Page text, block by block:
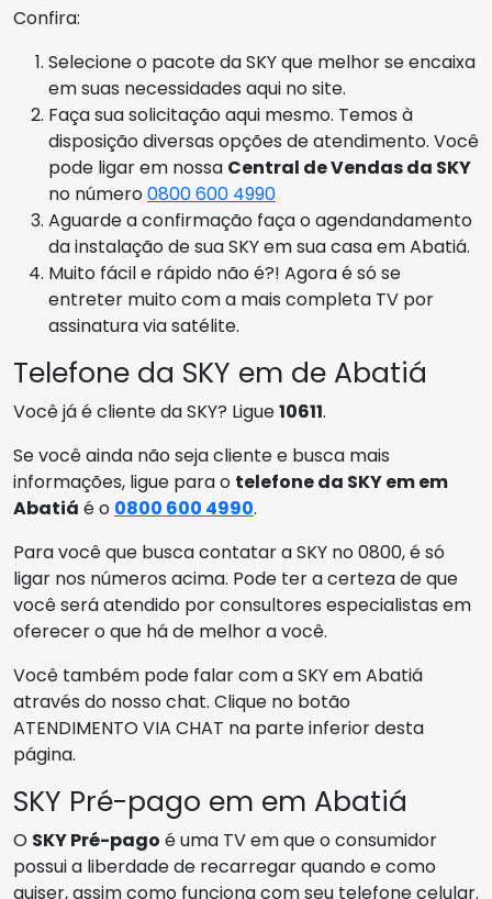
Confira:
Selecione o pacote da SKY que melhor se encaixa
em suas necessidades aqui no site.
Faça sua solicitação aqui mesmo. Temos à
disposição diversas opções de atendimento. Você
pode ligar em nossa Central de Vendas da SKY
no número0800 600 4990
Aguarde a confirmação faça o agendandamento
da instalação de sua SKY em sua casa em Abatiá.
Muito fácil e rápido não é?! Agora é só se
entreter muito com a mais completa TV por
assinatura via satélite.
Telefone da SKY em de Abatiá
Você já é cliente da SKY? Ligue10611.
Se você ainda não seja cliente e busca mais
informações, ligue para o telefone da SKY em em
Abatiá é o 0800 600 4990.
Para você que busca contatar a SKY no 0800, é só
ligar nos números acima. Pode ter a certeza de que
você será atendido por consultores especialistas em
oferecer o que há de melhor a você.
Você também pode falar com a SKY em Abatiá
através do nosso chat. Clique no botão
ATENDIMENTO VIA CHAT na parte inferior desta
página.
SKY Pré-pago em em Abatiá
O SKY Pré-pago é uma TV em que o consumidor
possui a liberdade de recarregar quando e como
quiser, assim como funciona com seu telefone celular.